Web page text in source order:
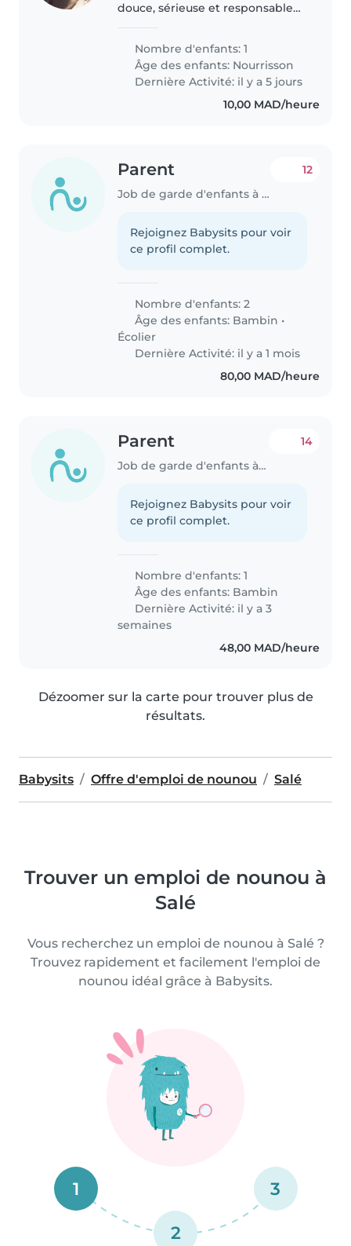
douce, sérieuse et responsable
Arine, âgée de quatre mois. Elle
devra répondre à tous ses
besoins : biberon, change,
apaisement,..
Nombre d'enfants: 1
Âge des enfants: Nourrisson
Dernière Activité: il y a 5 jours
10,00 MAD/heure
Parent
Job de garde d'enfants à Salé
12
Rejoignez Babysits pour voir
ce profil complet.
Nombre d'enfants: 2
Âge des enfants: Bambin •
Écolier
Dernière Activité: il y a 1 mois
80,00 MAD/heure
Parent
Job de garde d'enfants à Salé
14
Rejoignez Babysits pour voir
ce profil complet.
Nombre d'enfants: 1
Âge des enfants: Bambin
Dernière Activité: il y a 3
semaines
48,00 MAD/heure
Dézoomer sur la carte pour trouver plus de
résultats.
Babysits Offre d'emploi de nounou Salé
Trouver un emploi de nounou à
Salé
Vous recherchez un emploi de nounou à Salé ?
Trouvez rapidement et facilement l'emploi de
nounou idéal grâce à Babysits.
1
2
3